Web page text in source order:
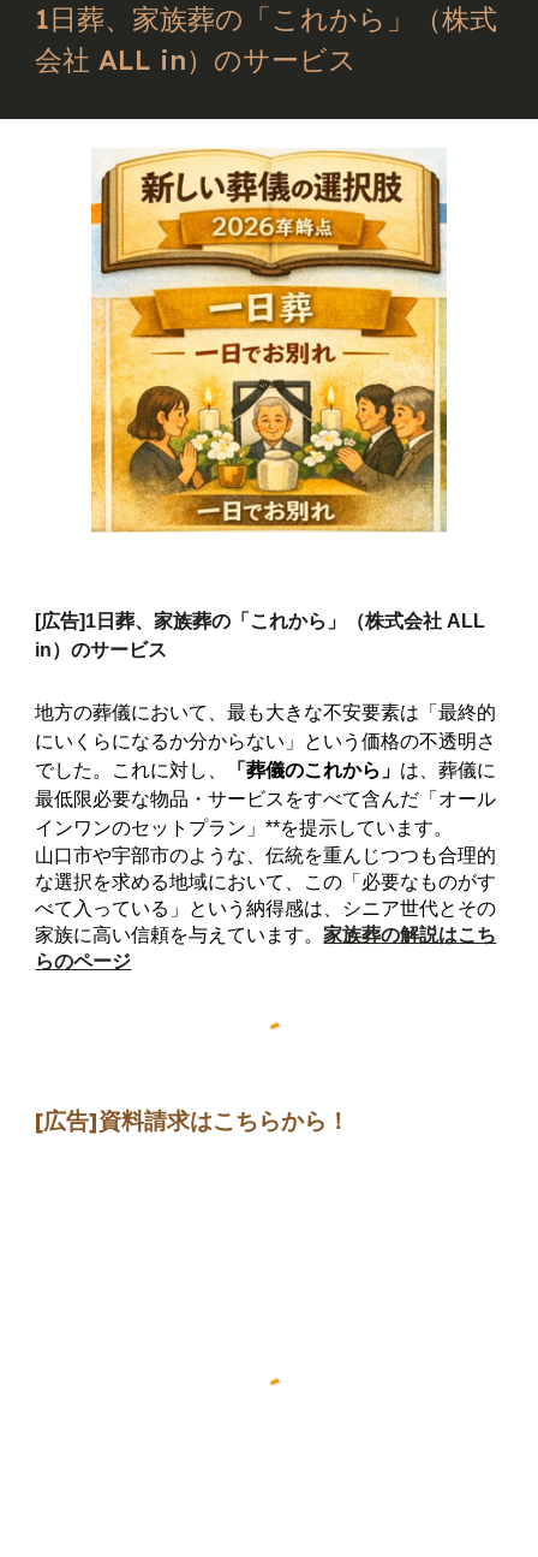
1日葬、家族葬の「これから」（株式
会社 ALL in）のサービス
[広告]1日葬、家族葬の「これから」（株式会社 ALL
in）のサービス
地方の葬儀において、最も大きな不安要素は「最終的
にいくらになるか分からない」という価格の不透明さ
でした。これに対し、
「葬儀のこれから」 は、葬儀に
最低限必要な物品・サービスをすべて含んだ「オール
インワンのセットプラン」**を提示しています。
山口市や宇部市のような、伝統を重んじつつも合理的
な選択を求める地域において、この「必要なものがす
べて入っている」という納得感は、シニア世代とその
家族に高い信頼を与えています。家族葬の解説はこち
らのページ
[広告]資料請求はこちらから ！